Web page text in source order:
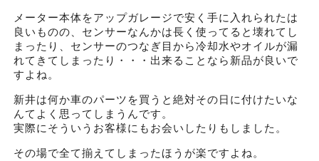
メーター本体をアップガレージで安く手に入れられたは
良いものの、センサーなんかは長く使ってると壊れてし
まったり、センサーのつなぎ目から冷却水やオイルが漏
れてきてしまったり・・・出来ることなら新品が良いで
すよね。
新井は何か車のパーツを買うと絶対その日に付けたいな
んてよく思ってしまうんです。
実際にそういうお客様にもお会いしたりもしました。
その場で全て揃えてしまったほうが楽ですよね。